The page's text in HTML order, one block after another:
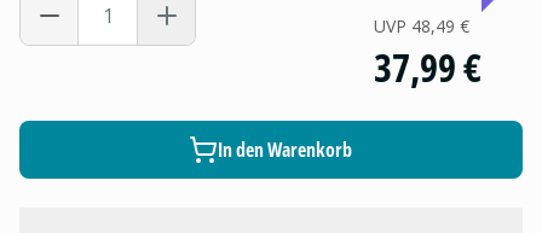
UVP 48,49 €
37,99 €
In den Warenkorb